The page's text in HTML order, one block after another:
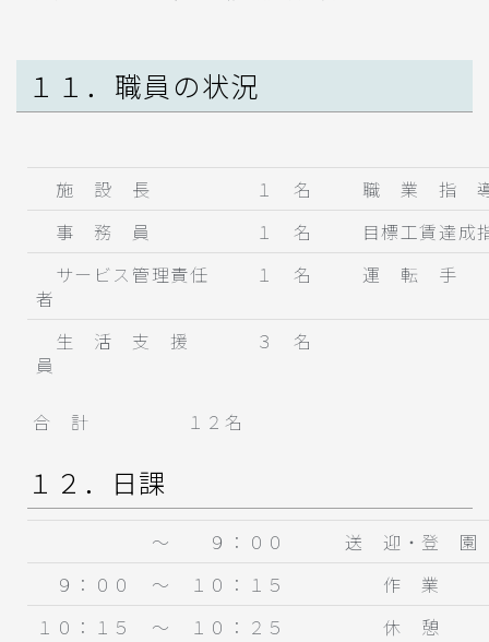
１１．職員の状況
施 設 長 １ 名
職 業 指
事 務 員
１ 名
目標工賃達成
サービス管理責任
者
１ 名 運 転 手
生 活 支 援
員
３ 名
合 計 １２名
１２．日課
～ ９：００
送 迎・登 園
９：００ ～ １０：１５
作 業
１０：１５ ～ １０：２５
休 憩